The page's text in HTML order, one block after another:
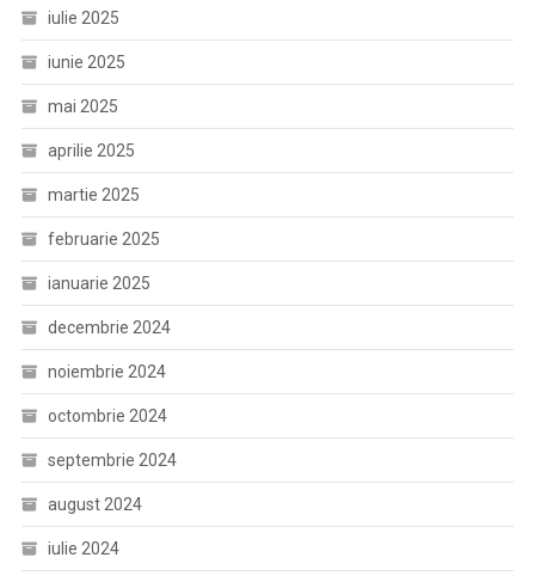
iulie 2025
iunie 2025
mai 2025
aprilie 2025
martie 2025
februarie 2025
ianuarie 2025
decembrie 2024
noiembrie 2024
octombrie 2024
septembrie 2024
august 2024
iulie 2024